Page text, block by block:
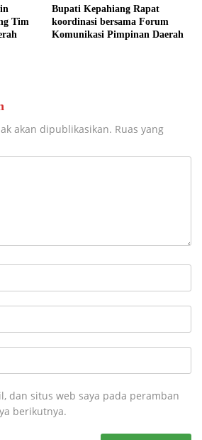
Tim
Bupati Kepahiang Rapat
koordinasi bersama Forum
Komunikasi Pimpinan Daerah
akan dipublikasikan. Ruas yang
dan situs web saya pada peramban
berikutnya.